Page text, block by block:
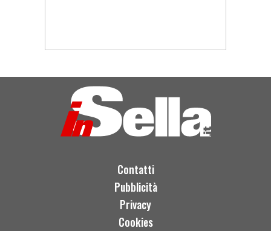
Contatti
Pubblicità
Privacy
Cookies